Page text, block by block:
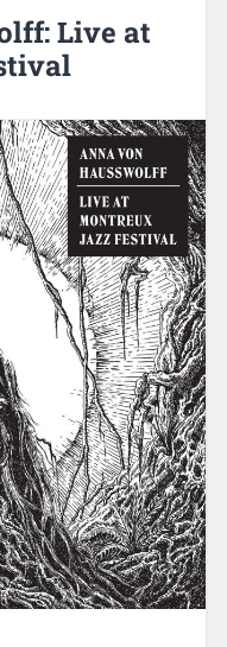
Live at